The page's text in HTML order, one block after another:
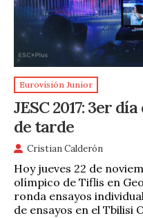
Eurovisión Junior
JESC 2017: 3er
de tarde
Cristian Calderón
Hoy jueves 22 de
olímpico de Tiflis en
ronda ensayos
de ensayos en el Tbilisi